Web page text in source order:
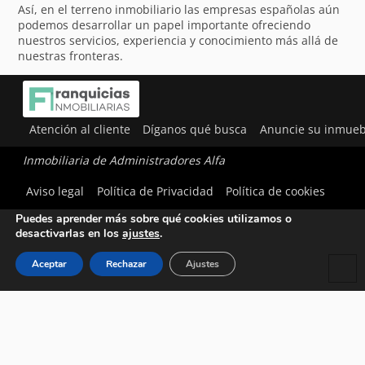
Así, en el terreno inmobiliario las empresas españolas aún
podemos desarrollar un papel importante ofreciendo
nuestros servicios, experiencia y conocimiento más allá de
nuestras fronteras.
Atención al cliente Díganos qué busca Anuncie su
Inmobiliaria de Administradores Alfa
Aviso legal
Política de Privacidad Política de cookies
Utilizamos cookies para ofrecerte la mejor experiencia en
Puedes aprender más sobre qué cookies utilizamos o
desactivarlas en los ajustes.
Aceptar Rechazar Ajustes